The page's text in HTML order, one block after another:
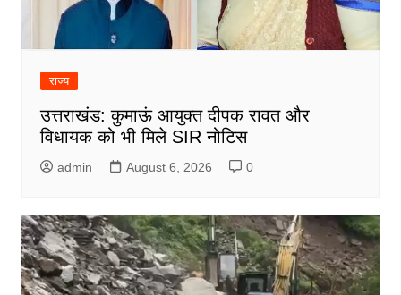
राज्य
उत्तराखंड: कुमाऊं आयुक्त दीपक रावत और
विधायक को भी मिले SIR नोटिस
admin August 6, 2026 0